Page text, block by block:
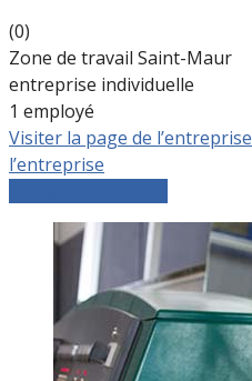
(0)
Zone de travail Saint-Maur
entreprise individuelle
1 employé
Visiter la page de l’entreprise
l’entreprise